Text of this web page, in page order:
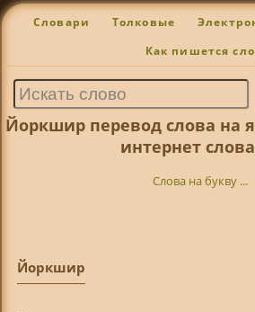
Словари Толковые
Как пишется
Йоркшир перевод слова на
интернет
Слова на букву ...
Йоркшир